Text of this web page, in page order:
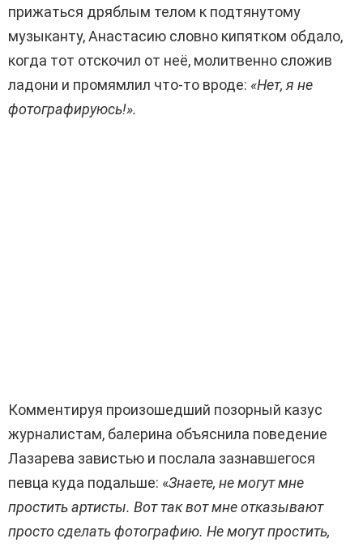
прижаться дряблым телом к подтянутому
музыканту, Анастасию словно кипятком обдало,
когда тот отскочил от неё, молитвенно сложив
ладони и промямлил что-то вроде: «Нет, я не
фотографируюсь!».
Комментируя произошедший позорный казус
журналистам, балерина объяснила поведение
Лазарева завистью и послала зазнавшегося
певца куда подальше: «Знаете, не могут мне
простить артисты. Вот так вот мне отказывают
просто сделать фотографию. Не могут простить,